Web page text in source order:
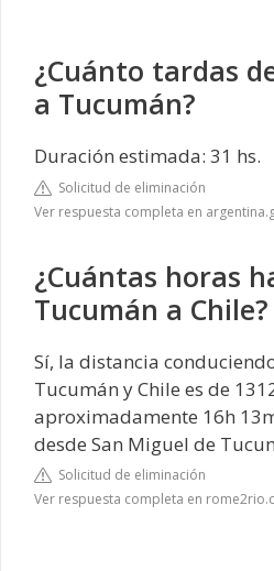
¿Cuánto tardas
a Tucumán?
Duración estimada: 31 hs.
Solicitud de eliminación
Ver respuesta completa en
¿Cuántas horas
Tucumán a Chile?
Sí, la distancia
Tucumán y Chile es de
aproximadamente 16h
desde San Miguel de
Solicitud de eliminación
Ver respuesta completa en